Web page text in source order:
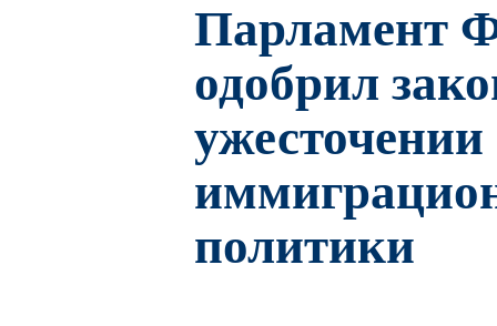
Парламент
одобрил
ужесточении
политики